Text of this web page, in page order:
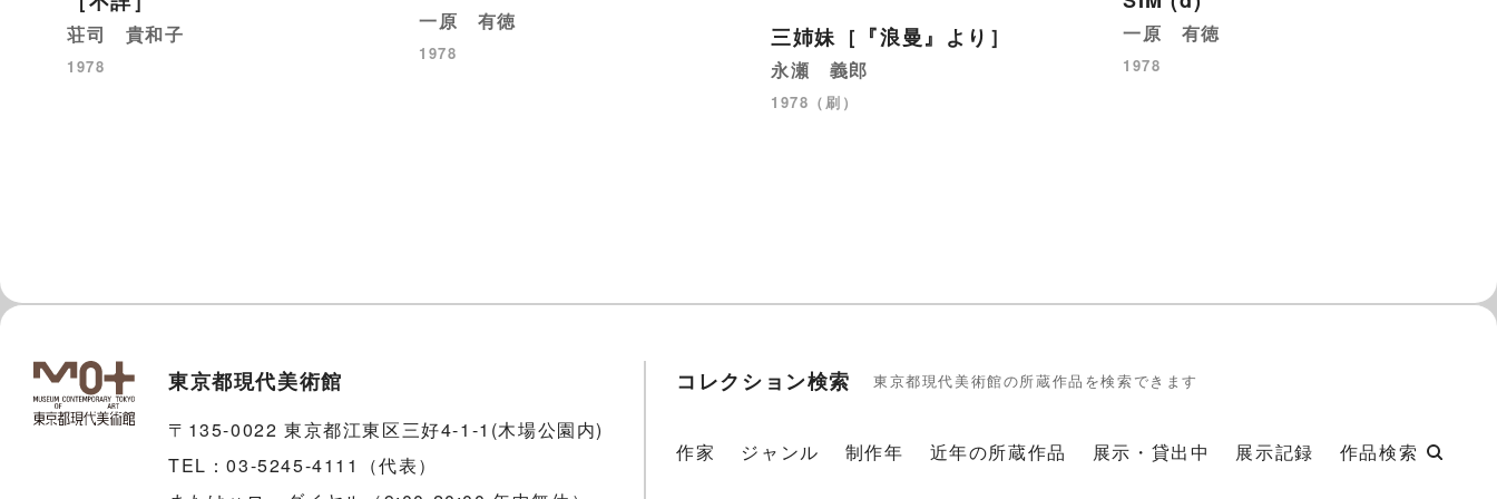
荘司 貴和子
1978
一原 有徳
1978
三姉妹［『浪曼』より］
永瀬 義郎
1978（刷）
一原 有徳
1978
東京都現代美術館
〒135-0022 東京都江東区三好4-1-1(木場公園内)
TEL：03-5245-4111（代表）
コレクション検索 東京都現代美術館の所蔵作品を検索できます
作家 ジャンル 制作年 近年の所蔵作品 展示・貸出中 展示記録 作品検索